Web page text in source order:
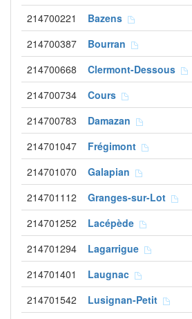
214700221 Bazens
214700387 Bourran
214700668 Clermont-Dessous
214700734 Cours
214700783 Damazan
214701047 Frégimont
214701070 Galapian
214701112 Granges-sur-Lot
214701252 Lacépède
214701294 Lagarrigue
214701401 Laugnac
214701542 Lusignan-Petit